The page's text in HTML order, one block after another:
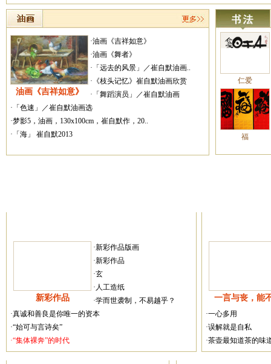
油画《吉祥如意》
·油画《吉祥如意》
·油画《舞者》
·「远去的风景」／崔自默油画..
·《枝头记忆》崔自默油画欣赏
·「舞蹈演员」／崔自默油画
·「色速」／崔自默油画选
·梦影5，油画，130x100cm，崔自默作，20..
·「海」 崔自默2013
仁爱
福
新彩作品
·新彩作品版画
·新彩作品
·玄
·人工造纸
·学而世袭制，不易越乎？
·真诚和善良是你唯一的资本
·“始可与言诗矣”
·“集体裸奔”的时代
一言与丧，能
·一心多用
·误解就是自私
·茶壶最知道茶的